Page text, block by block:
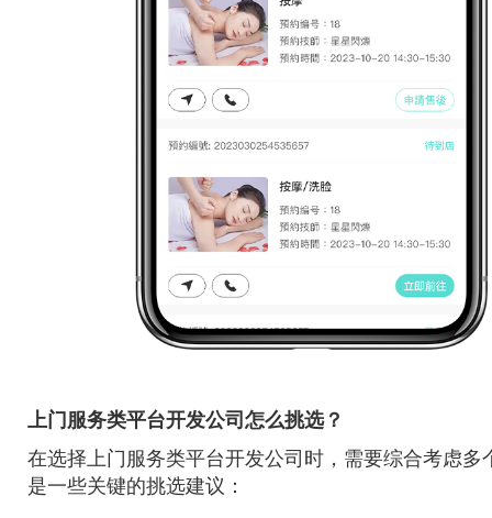
上门服务类平台开发公司怎么挑选？
在选择上门服务类平台开发公司时，需要综合考虑
是一些关键的挑选建议：